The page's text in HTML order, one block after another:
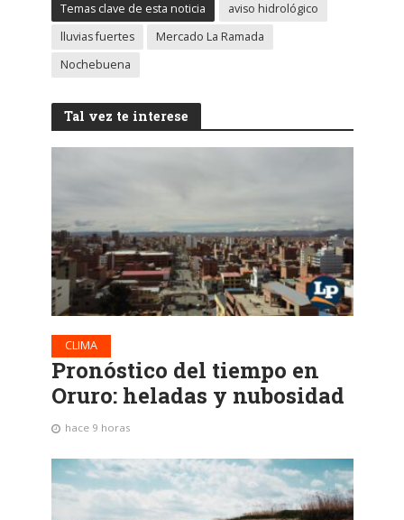
Temas clave de esta noticia
aviso hidrológico
lluvias fuertes
Mercado La Ramada
Nochebuena
Tal vez te interese
CLIMA
Pronóstico del tiempo en
Oruro: heladas y nubosidad
hace 9 horas